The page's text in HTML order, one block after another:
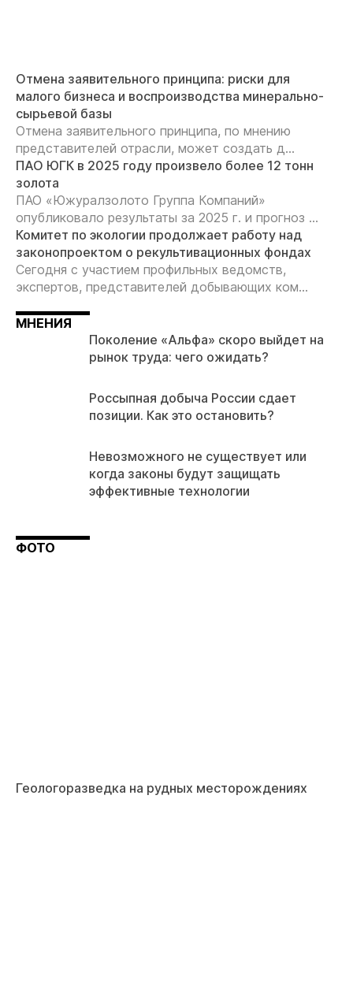
Отмена заявительного принципа: риски для
малого бизнеса и воспроизводства минерально-
сырьевой базы
Отмена заявительного принципа, по мнению
представителей отрасли, может создать д...
ПАО ЮГК в 2025 году произвело более 12 тонн
золота
ПАО «Южуралзолото Группа Компаний»
опубликовало результаты за 2025 г. и прогноз ...
Комитет по экологии продолжает работу над
законопроектом о рекультивационных фондах
Сегодня с участием профильных ведомств,
экспертов, представителей добывающих ком...
МНЕНИЯ
Поколение «Альфа» скоро выйдет на
рынок труда: чего ожидать?
Россыпная добыча России сдает
позиции. Как это остановить?
Невозможного не существует или
когда законы будут защищать
эффективные технологии
ФОТО
Геологоразведка на рудных месторождениях